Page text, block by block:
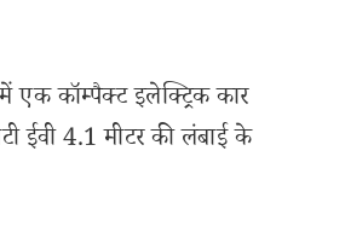
एक कॉम्पैक्ट इलेक्ट्रिक कार
ईवी 4.1 मीटर की लंबाई के